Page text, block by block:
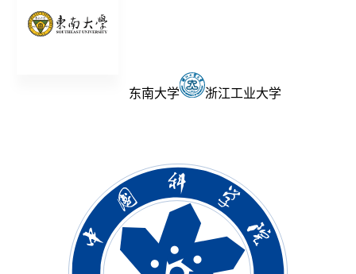
东南大学 浙江工业大学